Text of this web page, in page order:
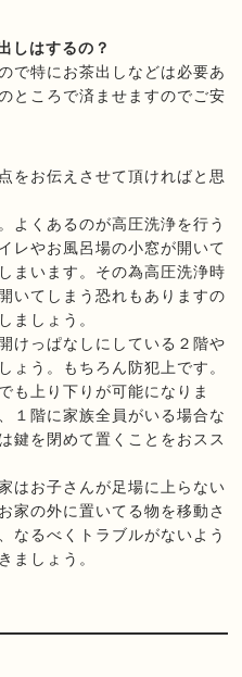
しはするの？
で特にお茶出しなどは必要あ
ところで済ませますのでご安
をお伝えさせて頂ければと思
よくあるのが高圧洗浄を行う
レやお風呂場の小窓が開いて
まいます。その為高圧洗浄時
いてしまう恐れもありますの
ましょう。
けっぱなしにしている２階や
ょう。もちろん防犯上です。
も上り下りが可能になりま
１階に家族全員がいる場合な
鍵を閉めて置くことをおスス
はお子さんが足場に上らない
家の外に置いてる物を移動さ
なるべくトラブルがないよう
ましょう。